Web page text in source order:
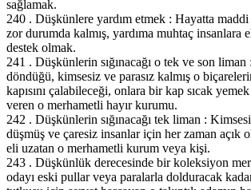
sağlamak.
240 . Düşkünlere yardım etmek : Hayatta
zor durumda kalmış, yardıma muhtaç insanlara
destek olmak.
241 . Düşkünlerin sığınacağı o tek ve son liman
döndüğü, kimsesiz ve parasız kalmış o
kapısını çalabileceği, onlara bir kap sıcak
veren o merhametli hayır kurumu.
242 . Düşkünlerin sığınacağı tek liman :
düşmüş ve çaresiz insanlar için her zaman açık
eli uzatan o merhametli kurum veya kişi.
243 . Düşkünlük derecesinde bir koleksiyon
odayı eski pullar veya paralarla dolduracak